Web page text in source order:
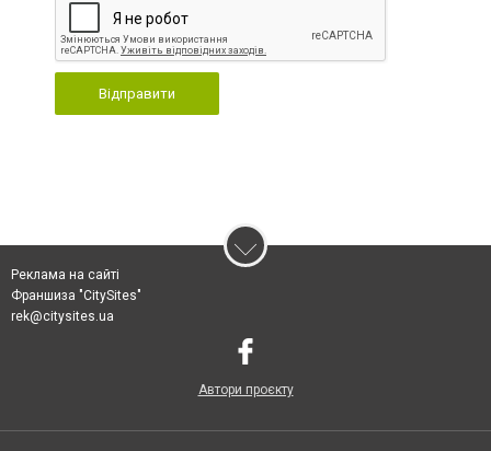
Відправити
Реклама на сайті
Франшиза "CitySites"
rek@citysites.ua
Автори проєкту